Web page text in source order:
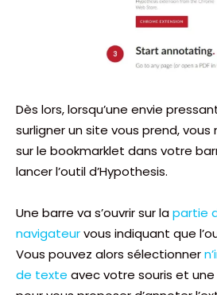
Dès lors, lorsqu’une envie
surligner un site vous prend, vous
sur le bookmarklet dans votre
lancer l’outil d’Hypothesis.
Une barre va s’ouvrir sur lapartie
navigateurvous indiquant que
Vous pouvez alors sélectionner
de texte avec votre souris et